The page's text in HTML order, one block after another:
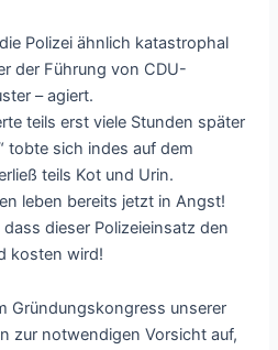
Polizei ähnlich katastrophal
der Führung von CDU-
– agiert.
teils erst viele Stunden später
tobte sich indes auf dem
teils Kot und Urin.
leben bereits jetzt in Angst!
dieser Polizeieinsatz den
kosten wird!
Gründungskongress unserer
zur notwendigen Vorsicht auf,